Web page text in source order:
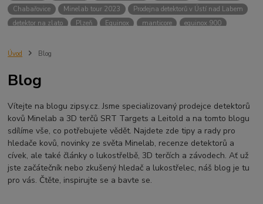
Chabařovice
Minelab tour 2023
Prodejna detektorů v Ústí nad Labem
detektor na zlato
Plzeň Equinox manticore
equinox 900
Sraz detektorářů
ÚSTÍ NAD LABEM
Jídlo na cesty
Mníšek u Liberece Karlovy Vary
Equinox 900
Soutěž o detektor
Severní Čechy
hledání pokladů
technologie Multi IQ
Úvod Blog
Blog
Vítejte na blogu zipsy.cz. Jsme specializovaný prodejce detektorů
kovů Minelab a 3D terčů SRT Targets a Leitold a na tomto blogu
sdílíme vše, co potřebujete vědět. Najdete zde tipy a rady pro
hledače kovů, novinky ze světa Minelab, recenze detektorů a
cívek, ale také články o lukostřelbě, 3D terčích a závodech. Ať už
jste začátečník nebo zkušený hledač a lukostřelec, náš blog je tu
pro vás. Čtěte, inspirujte se a bavte se.